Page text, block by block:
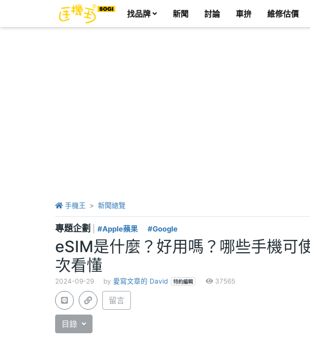
找品牌 新聞 討論 車拚 維修估價
手機王 新聞總覽
專題企劃 #Apple蘋果 #Google
eSIM是什麼？好用嗎？哪些手機可
次看懂
2024-09-29 by 愛寫文章的 David 特約編輯 37565
留言
目錄